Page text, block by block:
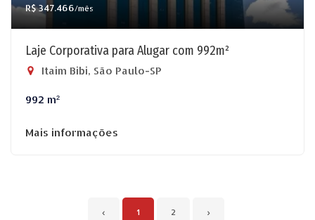
R$ 347.466/mês
Laje Corporativa para Alugar com 992m²
Itaim Bibi, São Paulo-SP
992 m²
Mais informações
‹ 1 2 ›